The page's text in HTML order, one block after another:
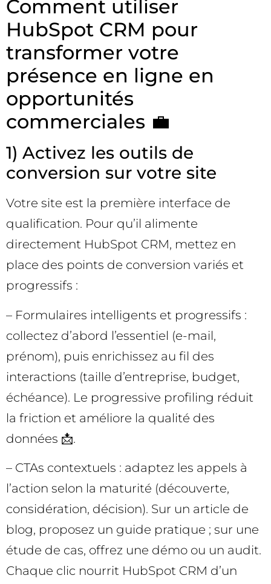
Comment utiliser
HubSpot CRM pour
transformer votre
présence en ligne en
opportunités
commerciales 💼
1) Activez les outils de
conversion sur votre site
Votre site est la première interface de
qualification. Pour qu’il alimente
directement HubSpot CRM, mettez en
place des points de conversion variés et
progressifs :
– Formulaires intelligents et progressifs :
collectez d’abord l’essentiel (e-mail,
prénom), puis enrichissez au fil des
interactions (taille d’entreprise, budget,
échéance). Le progressive profiling réduit
la friction et améliore la qualité des
données 📩.
– CTAs contextuels : adaptez les appels à
l’action selon la maturité (découverte,
considération, décision). Sur un article de
blog, proposez un guide pratique ; sur une
étude de cas, offrez une démo ou un audit.
Chaque clic nourrit HubSpot CRM d’un